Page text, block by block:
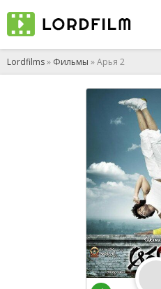
Lordfilms» Фильмы » Арья 2